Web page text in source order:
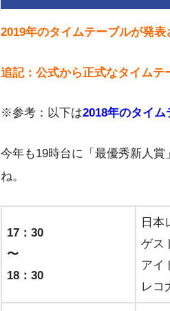
2019年のタイムテーブルが発表
追記：公式から正式なタイムテ
※参考：以下は2018年のタイム
今年も19時台に「最優秀新人
ね。
17：30
〜
18：30
日本
ゲス
アイ
レコ